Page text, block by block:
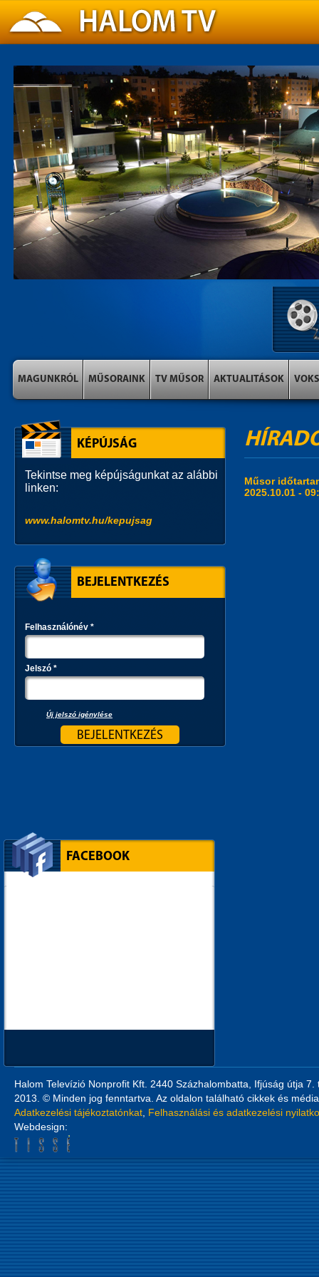
MAGUNKRÓL MŰSORAINK TV MŰSOR AKTUALITÁSOK VOKS
Műsor
2025.10.01 -
KÉPÚJSÁG
Tekintse meg képújságunkat az alábbi
linken:
www.halomtv.hu/kepujsag
BEJELENTKEZÉS
Felhasználónév *
Jelszó *
Új jelszó igénylése
FACEBOOK
Halom Televízió Nonprofit Kft. 2440 Százhalombatta, Ifjúság útja
2013. © Minden jog fenntartva. Az oldalon található cikkek és
Adatkezelési tájékoztatónkat Felhasználási és adatkezelési
Webdesign: